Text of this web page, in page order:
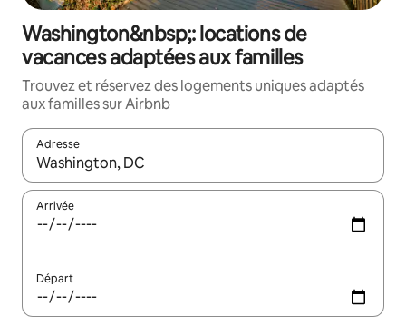
Washington&nbsp;: locations de
vacances adaptées aux familles
Trouvez et réservez des logements uniques adaptés
aux familles sur Airbnb
Adresse
Lorsque les résultats s'affichent, utilisez les flèches vers le
Arrivée
Départ